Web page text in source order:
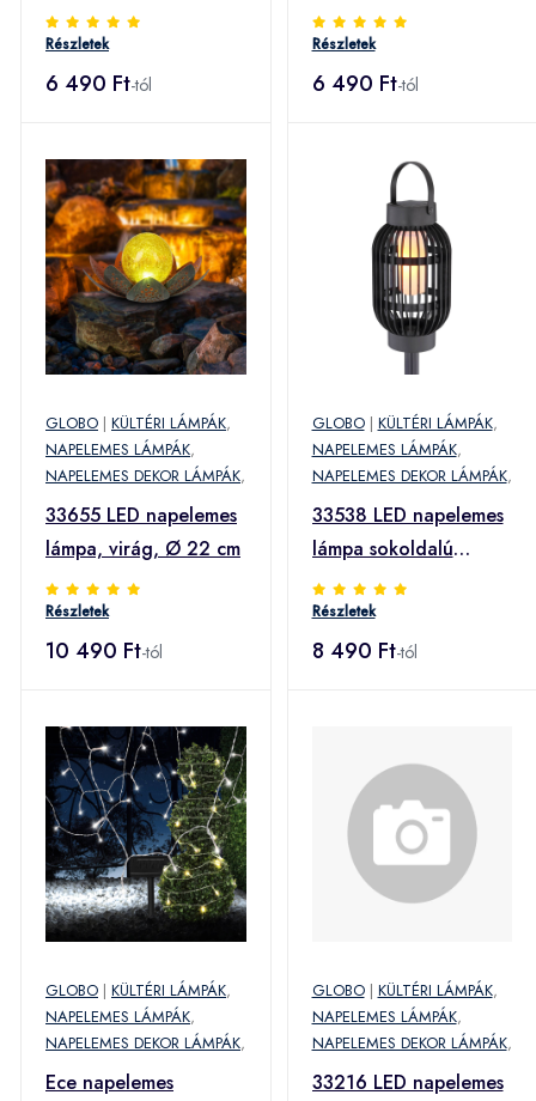
Solar
Részletek
6 490 Ft-tól
Részletek
6 490 Ft-tól
GLOBO | KÜLTÉRI LÁMPÁK,
NAPELEMES LÁMPÁK,
NAPELEMES DEKOR LÁMPÁK,
33655 LED napelemes
lámpa, virág, Ø 22 cm
Részletek
10 490 Ft-tól
GLOBO| KÜLTÉRI LÁMPÁK,
NAPELEMES LÁMPÁK,
NAPELEMES DEKOR LÁMPÁK,
33538 LED napelemes
lámpa sokoldalú
használatra
Részletek
8 490 Ft-tól
GLOBO | KÜLTÉRI LÁMPÁK,
NAPELEMES LÁMPÁK,
NAPELEMES DEKOR LÁMPÁK,
Ece napelemes
GLOBO| KÜLTÉRI LÁMPÁK,
NAPELEMES LÁMPÁK,
NAPELEMES DEKOR LÁMPÁK,
33216 LED napelemes